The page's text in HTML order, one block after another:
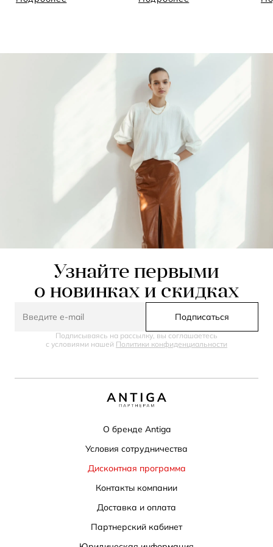
Узнайте первыми
о новинках и скидках
Подписаться
Подписываясь на рассылку, вы соглашаетесь
с условиями нашей Политики конфиденциальности
О бренде Antiga
Условия сотрудничества
Дисконтная программа
Контакты компании
Доставка и оплата
Партнерский кабинет